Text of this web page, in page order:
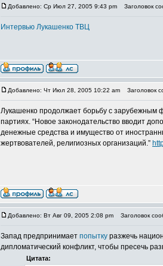
Добавлено: Ср Июл 27, 2005 9:43 pm Заголовок
Интервью Лукашенко ТВЦ
Добавлено: Чт Июл 28, 2005 10:22 am Заголовок
Лукашенко продолжает борьбу с зарубежным
партиях. “Новое законодательство вводит
денежные средства и имущество от
жертвователей, религиозных организаций.”
Добавлено: Вт Авг 09, 2005 2:08 pm Заголовок
Запад предпринимает попытку разжечь
дипломатический конфликт, чтобы пресечь
Цитата: